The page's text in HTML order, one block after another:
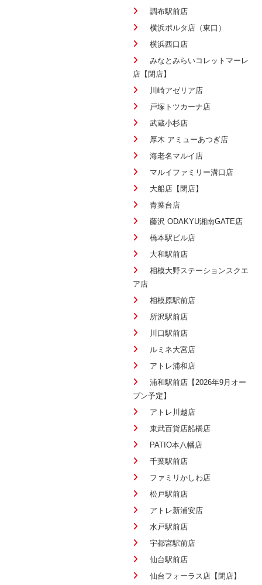
調布駅前店
横浜ポルタ店（東口）
横浜西口店
みなとみらいコレットマーレ
店【閉店】
川崎アゼリア店
戸塚トツカーナ店
武蔵小杉店
厚木 アミューあつぎ店
海老名マルイ店
マルイファミリー溝口店
大船店【閉店】
青葉台店
藤沢 ODAKYU湘南GATE店
橋本駅ビル店
大和駅前店
相模大野ステーションスクエ
ア店
相模原駅前店
所沢駅前店
川口駅前店
ルミネ大宮店
アトレ浦和店
浦和駅前店【2026年9月オー
プン予定】
アトレ川越店
東武百貨店船橋店
PATIO本八幡店
千葉駅前店
ファミリかしわ店
松戸駅前店
アトレ新浦安店
水戸駅前店
宇都宮駅前店
仙台駅前店
仙台フォーラス店【閉店】